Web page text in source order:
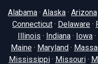
Alabama · Alaska · Arizona
Connecticut · Delaware ·
Illinois · Indiana · Iowa ·
Maine · Maryland ·
Mississippi· Missouri·